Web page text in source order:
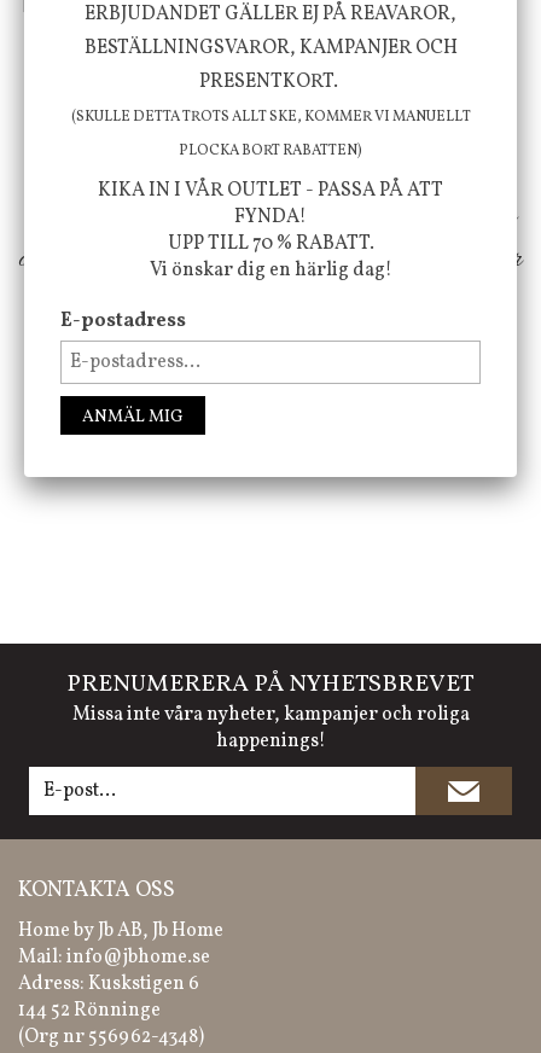
Vi vill förmedla känsla, upplevelse och
välbefinnande för dig och ditt hem! Med
inspiration från naturen och dess färgpalett
erbjuder vi omsorgsfullt utvalda produkter som
ökar trivsel i ditt hem och ger det lilla extra för
FÖLJ OSS PÅ INSTAGRAM @JBHOME
PRENUMERERA PÅ NYHETSBREVET
Missa inte våra nyheter, kampanjer och roliga
happenings!
KONTAKTA OSS
Home by Jb AB, Jb Home
Mail:info@jbhome.se
Adress: Kuskstigen 6
144 52 Rönninge
(Org nr 556962-4348)
ERBJUDANDET GÄLLER EJ PÅ REAVAROR,
BESTÄLLNINGSVAROR, KAMPANJER OCH
PRESENTKORT.
(SKULLE DETTA TROTS ALLT SKE, KOMMER VI MANUELLT
PLOCKA BORT RABATTEN)
KIKA IN I VÅR OUTLET - PASSA PÅ ATT
FYNDA!
UPP TILL 70 % RABATT.
Vi önskar dig en härlig dag!
E-postadress
ANMÄL MIG